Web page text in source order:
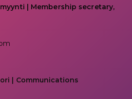
| Membership secretary,
| Communications